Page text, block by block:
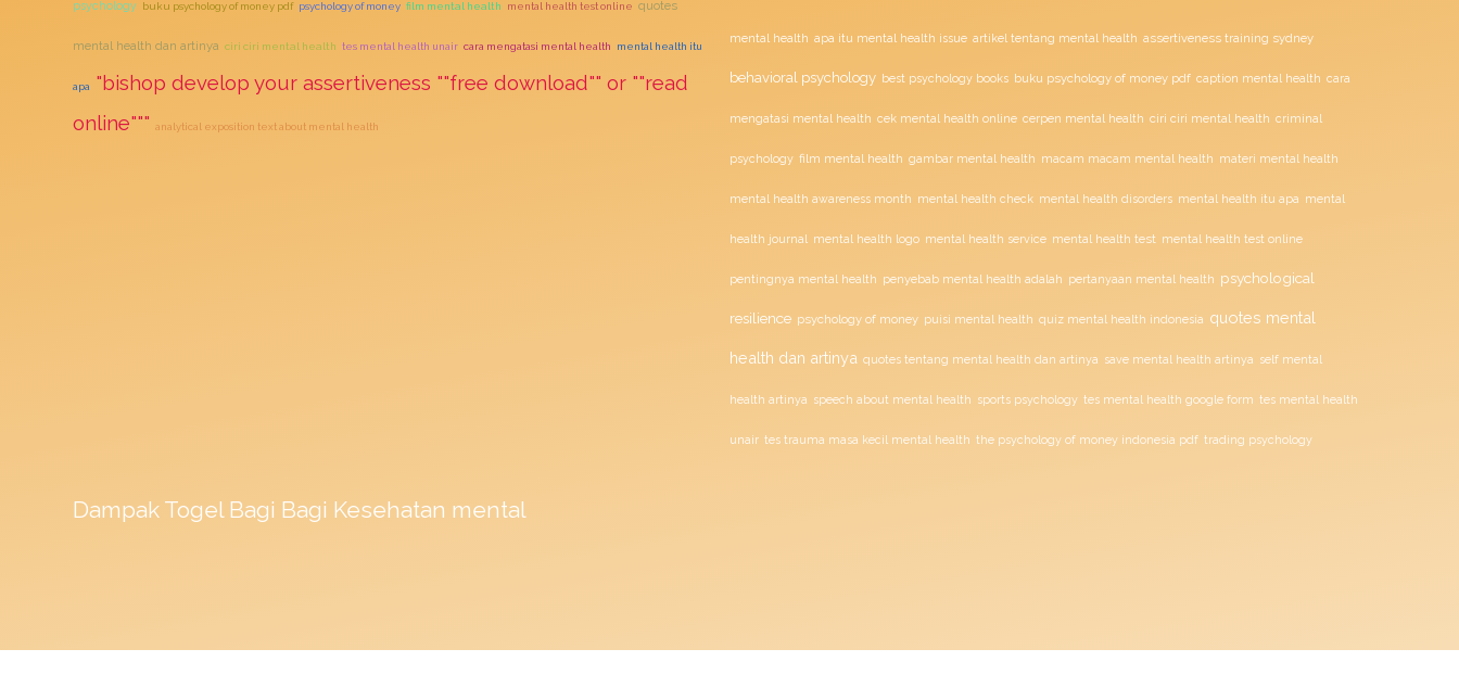
psychology buku psychology of money pdf psychology of money film mental health mental health test online quotes
mental health dan artinya ciri ciri mental health tes mental health unair cara mengatasi mental health mental health itu
apa
"bishop develop your assertiveness ""free download"" or ""read
online""" analytical exposition text about mental health
mental health apa itu mental health issue artikel tentang mental health assertiveness training sydney
behavioral psychology best psychology books buku psychology of money pdf caption mental health cara
mengatasi mental health cek mental health online cerpen mental health ciri ciri mental health criminal
psychology film mental health gambar mental health macam macam mental health materi mental health
mental health awareness month mental health check mental health disorders mental health itu apa mental
health journal mental health logo mental health service mental health test mental health test online
pentingnya mental health penyebab mental health adalah pertanyaan mental health psychological
resilience psychology of money puisi mental health quiz mental health indonesia quotes mental
health dan artinya quotes tentang mental health dan artinya save mental health artinya self mental
health artinya speech about mental health sports psychology tes mental health google form tes mental health
unair tes trauma masa kecil mental health the psychology of money indonesia pdf trading psychology
Dampak TogelBagi Bagi Kesehatan mental